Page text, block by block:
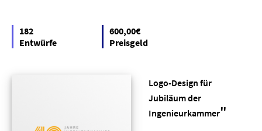
182
Entwürfe
600,00€
Preisgeld
Logo-Design für
Jubiläum der
Ingenieurkammer"